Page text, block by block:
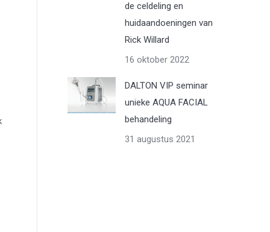
de celdeling en
huidaandoeningen van
Rick Willard
16 oktober 2022
DALTON VIP seminar
unieke AQUA FACIAL
behandeling
31 augustus 2021